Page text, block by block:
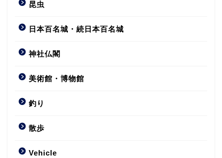
昆虫
日本百名城・続日本百名城
神社仏閣
美術館・博物館
釣り
散歩
Vehicle